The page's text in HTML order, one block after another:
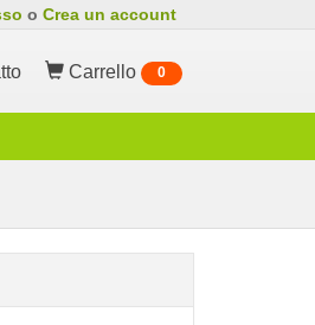
o Crea un account
Carrello 0